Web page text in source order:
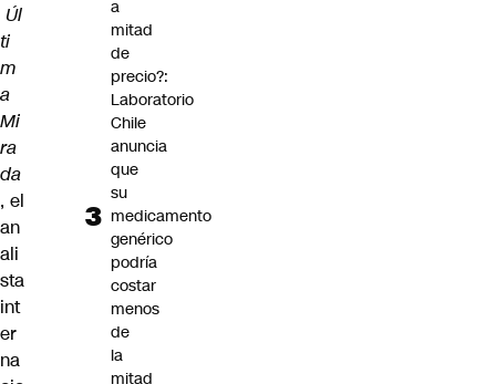
Úl
ti
m
a
Mi
ra
da
, el
an
ali
sta
int
er
na
a
mitad
de
precio?:
Laboratorio
Chile
anuncia
que
su
medicamento
genérico
podría
costar
menos
de
la
mitad